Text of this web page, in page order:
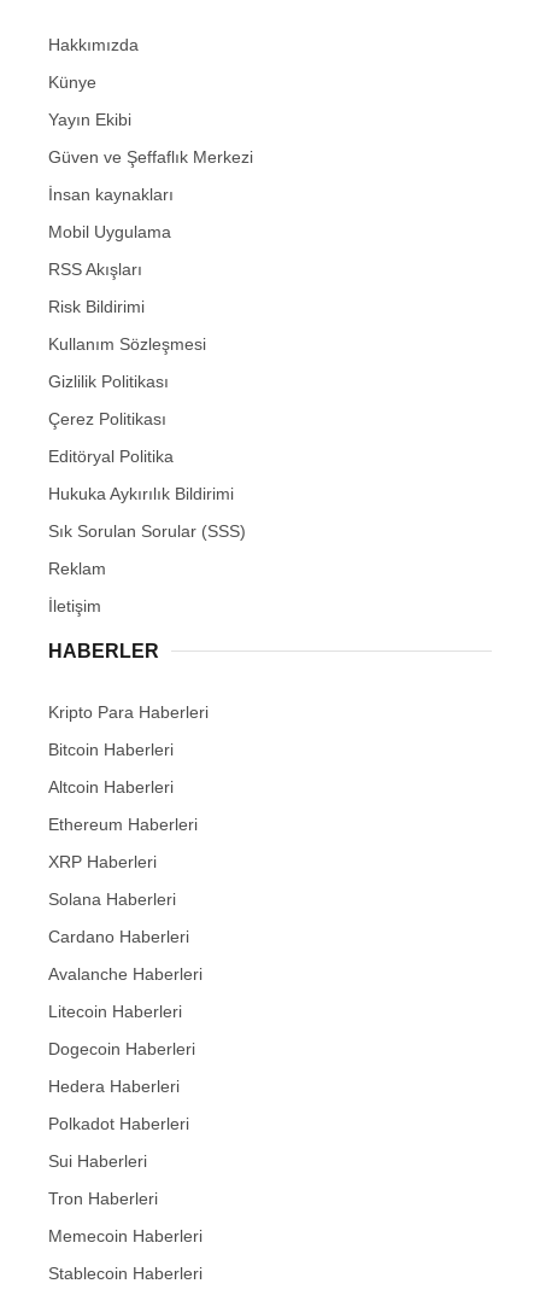
Hakkımızda
Künye
Yayın Ekibi
Güven ve Şeffaflık Merkezi
İnsan kaynakları
Mobil Uygulama
RSS Akışları
Risk Bildirimi
Kullanım Sözleşmesi
Gizlilik Politikası
Çerez Politikası
Editöryal Politika
Hukuka Aykırılık Bildirimi
Sık Sorulan Sorular (SSS)
Reklam
İletişim
HABERLER
Kripto Para Haberleri
Bitcoin Haberleri
Altcoin Haberleri
Ethereum Haberleri
XRP Haberleri
Solana Haberleri
Cardano Haberleri
Avalanche Haberleri
Litecoin Haberleri
Dogecoin Haberleri
Hedera Haberleri
Polkadot Haberleri
Sui Haberleri
Tron Haberleri
Memecoin Haberleri
Stablecoin Haberleri